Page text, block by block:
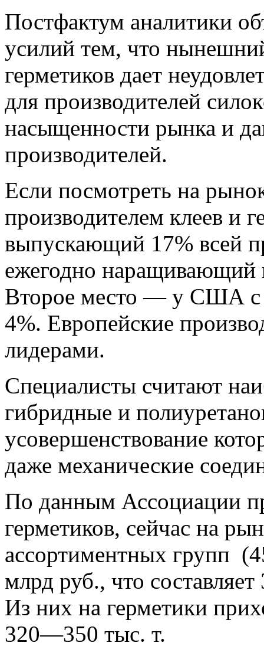
Постфактум аналитики
усилий тем, что
герметиков дает
для производителей
насыщенности рынка и
производителей.
Если посмотреть на
производителем клеев и
выпускающий 17% всей
ежегодно наращивающий
Второе место — у США
4%. Европейские
лидерами.
Специалисты считают
гибридные и
усовершенствование
даже механические
По данным Ассоциации
герметиков, сейчас на
ассортиментных групп
млрд руб., что
Из них на герметики
320—350 тыс. т.